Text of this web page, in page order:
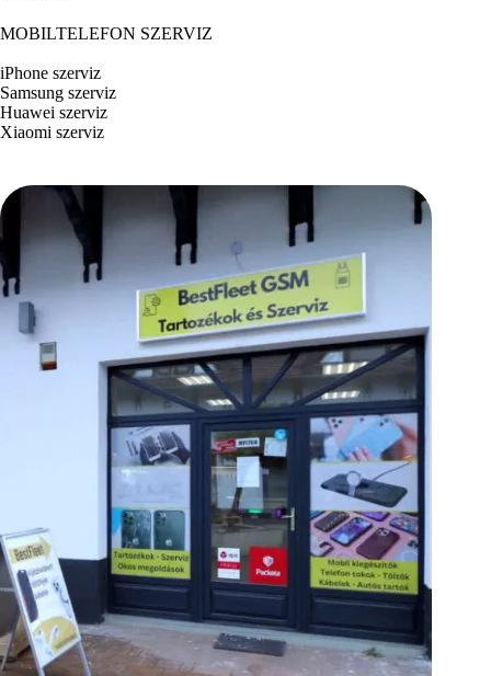
MOBILTELEFON SZERVIZ
iPhone szerviz
Samsung szerviz
Huawei szerviz
Xiaomi szerviz